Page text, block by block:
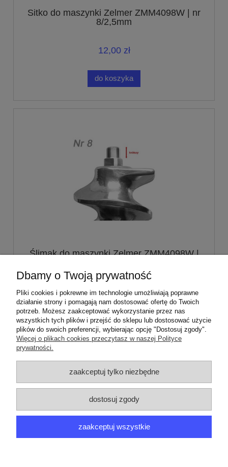
Sitko do maszynki Zelmer ZMM4098W | nr
8/2,5mm
12,00 zł
do koszyka
Ślimak do maszynki Zelmer ZMM4098W |
35,00 zł
do koszyka
ZAMÓWIENIA
PRODUCENCI
MOJE KONTO
Dbamy o Twoją prywatność
Pliki cookies i pokrewne im technologie umożliwiają poprawne
działanie strony i pomagają nam dostosować ofertę do Twoich
potrzeb. Możesz zaakceptować wykorzystanie przez nas
wszystkich tych plików i przejść do sklepu lub dostosować użycie
plików do swoich preferencji, wybierając opcję "Dostosuj zgody".
Więcej o plikach cookies przeczytasz w naszej Polityce
prywatności.
zaakceptuj tylko niezbędne
dostosuj zgody
zaakceptuj wszystkie